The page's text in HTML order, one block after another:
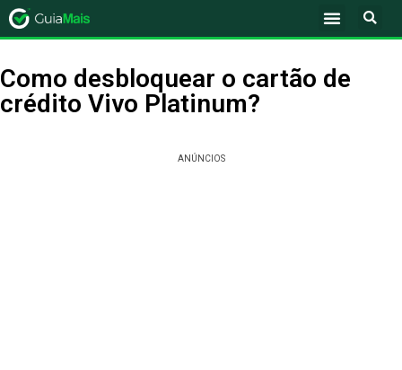
Como desbloquear o cartão de
crédito Vivo Platinum?
ANÚNCIOS